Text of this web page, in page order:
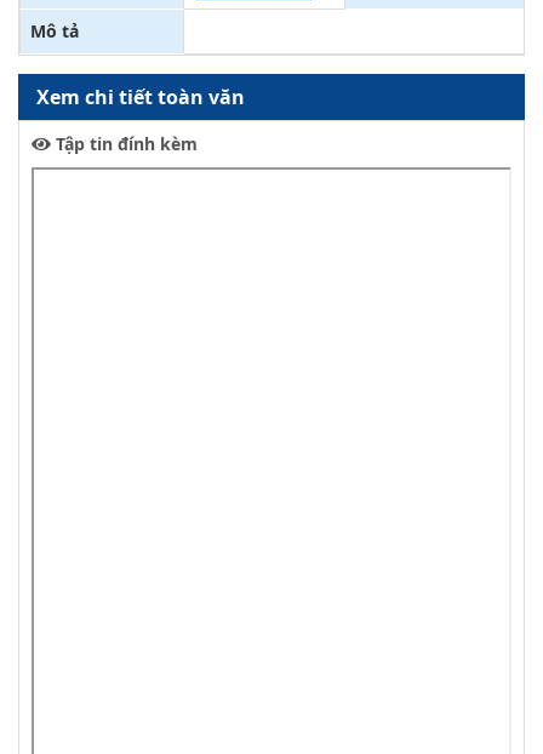
Mô tả
Xem chi tiết toàn văn
Tập tin đính kèm